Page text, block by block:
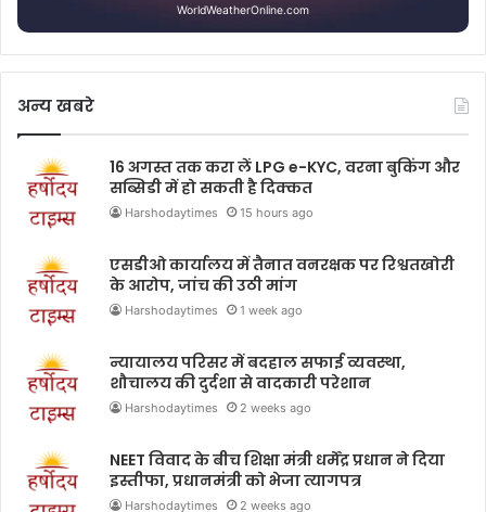
WorldWeatherOnline.com
अन्य खबरे
16 अगस्त तक करा लें LPG e-KYC, वरना बुकिंग और
सब्सिडी में हो सकती है दिक्कत
Harshodaytimes 15 hours ago
एसडीओ कार्यालय में तैनात वनरक्षक पर रिश्वतखोरी
के आरोप, जांच की उठी मांग
Harshodaytimes 1 week ago
न्यायालय परिसर में बदहाल सफाई व्यवस्था,
शौचालय की दुर्दशा से वादकारी परेशान
Harshodaytimes 2 weeks ago
NEET विवाद के बीच शिक्षा मंत्री धर्मेंद्र प्रधान ने दिया
इस्तीफा, प्रधानमंत्री को भेजा त्यागपत्र
Harshodaytimes 2 weeks ago